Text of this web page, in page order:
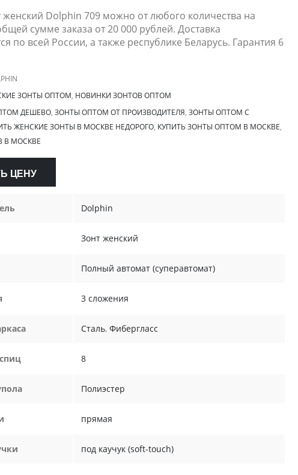
женский Dolphin 709 можно от любого количества на
сумме заказа от 20 000 рублей. Доставка
по всей России, а также республике Беларусь. Гарантия 6
ЗОНТЫ ОПТОМ, НОВИНКИ ЗОНТОВ ОПТОМ
ДЕШЕВО, ЗОНТЫ ОПТОМ ОТ ПРОИЗВОДИТЕЛЯ, ЗОНТЫ ОПТОМ С
ЖЕНСКИЕ ЗОНТЫ В МОСКВЕ НЕДОРОГО, КУПИТЬ ЗОНТЫ ОПТОМ В МОСКВЕ,
В МОСКВЕ
ЦЕНУ
Dolphin
Зонт женский
Полный автомат (суперавтомат)
3 сложения
Сталь, Фибергласс
8
Полиэстер
прямая
под каучук (soft-touch)